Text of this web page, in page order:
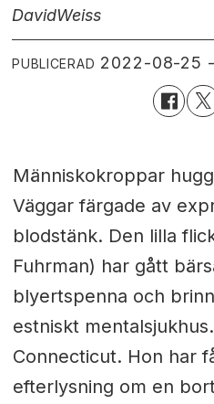
DavidWeiss
PUBLICERAD 2022-08-25
Människokroppar
Väggar färgade av
blodstänk. Den lilla
Fuhrman) har gått
blyertspenna och
estniskt
Connecticut. Hon har
efterlysning om en